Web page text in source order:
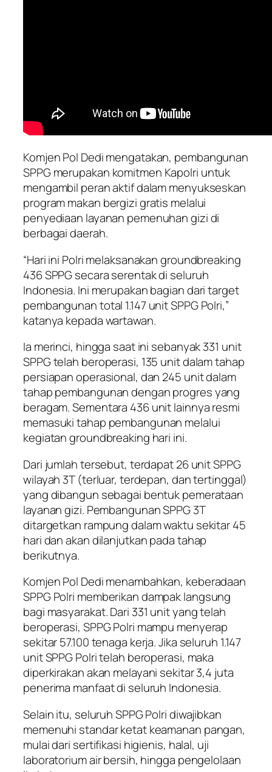
Komjen Pol Dedi mengatakan, pembangunan
SPPG merupakan komitmen Kapolri untuk
mengambil peran aktif dalam menyukseskan
program makan bergizi gratis melalui
penyediaan layanan pemenuhan gizi di
berbagai daerah.
“Hari ini Polri melaksanakan groundbreaking
436 SPPG secara serentak di seluruh
Indonesia. Ini merupakan bagian dari target
pembangunan total 1.147 unit SPPG Polri,”
katanya kepada wartawan.
Ia merinci, hingga saat ini sebanyak 331 unit
SPPG telah beroperasi, 135 unit dalam tahap
persiapan operasional, dan 245 unit dalam
tahap pembangunan dengan progres yang
beragam. Sementara 436 unit lainnya resmi
memasuki tahap pembangunan melalui
kegiatan groundbreaking hari ini.
Dari jumlah tersebut, terdapat 26 unit SPPG
wilayah 3T (terluar, terdepan, dan tertinggal)
yang dibangun sebagai bentuk pemerataan
layanan gizi. Pembangunan SPPG 3T
ditargetkan rampung dalam waktu sekitar 45
hari dan akan dilanjutkan pada tahap
berikutnya.
Komjen Pol Dedi menambahkan, keberadaan
SPPG Polri memberikan dampak langsung
bagi masyarakat. Dari 331 unit yang telah
beroperasi, SPPG Polri mampu menyerap
sekitar 57.100 tenaga kerja. Jika seluruh 1.147
unit SPPG Polri telah beroperasi, maka
diperkirakan akan melayani sekitar 3,4 juta
penerima manfaat di seluruh Indonesia.
Selain itu, seluruh SPPG Polri diwajibkan
memenuhi standar ketat keamanan pangan,
mulai dari sertifikasi higienis, halal, uji
laboratorium air bersih, hingga pengelolaan